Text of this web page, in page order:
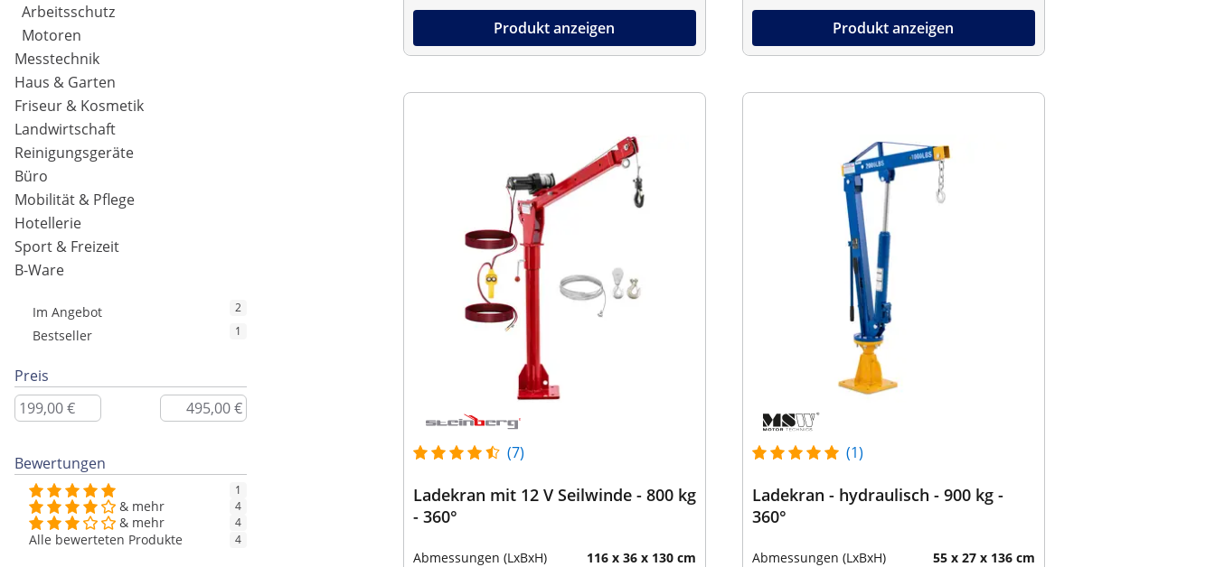
Arbeitsschutz
Motoren
Messtechnik
Haus & Garten
Friseur & Kosmetik
Landwirtschaft
Reinigungsgeräte
Büro
Mobilität & Pflege
Hotellerie
Sport & Freizeit
B-Ware
Im Angebot 2
Bestseller 1
Preis
Bewertungen
1
& mehr 4
& mehr 4
Alle bewerteten Produkte 4
Produkt anzeigen Produkt anzeigen
(7)
Ladekran mit 12 V Seilwinde - 800 kg
- 360°
Abmessungen (LxBxH) 116 x 36 x 130 cm
(1)
Ladekran - hydraulisch - 900 kg -
360°
Abmessungen (LxBxH) 55 x 27 x 136 cm